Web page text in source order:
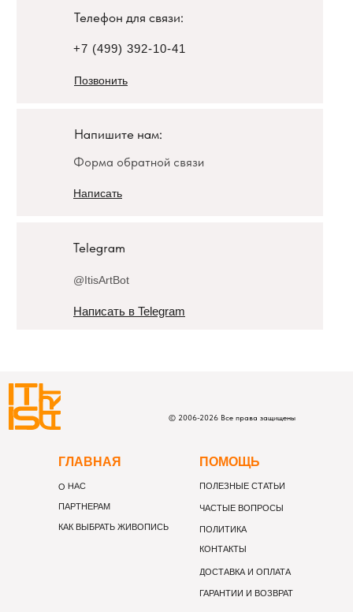
Телефон для связи:
Напишите нам:
Telegram
+7 (499) 392-10-41
Позвонить
Написать
Написать в Telegram
Форма обратной связи
@ItisArtBot
О НАС
ГЛАВНАЯ ПОМОЩЬ
ЧАСТЫЕ ВОПРОСЫ
ПОЛЕЗНЫЕ СТАТЬИ
КАК ВЫБРАТЬ ЖИВОПИСЬ
ПАРТНЕРАМ
КОНТАКТЫ
ДОСТАВКА И ОПЛАТА
ГАРАНТИИ И ВОЗВРАТ
© 2006-2026 Все права защищены
ПОЛИТИКА